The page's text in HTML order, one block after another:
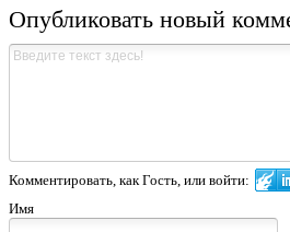
Опубликовать новый
Комментировать, как Гость, или войти:
Имя